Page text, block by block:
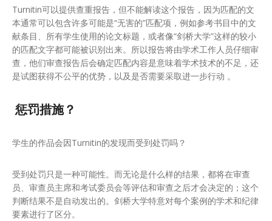
Turnitin可以提供查重报告，但不能解读这个报告，因为匹配的文
本通常可以包含许多可能是“无害的”匹配项，例如参考书目中的文
献条目、所有学生使用的论文标题，或者像“剑桥大学”这样的较小
的匹配文字都可能被识别出来。所以报告将由学术工作人员仔细审
查，他们审查报告后会确定匹配内容是意味着学术技术的不足，还
是试图获得不公平的优势，以及是否需要采取进一步行动 。
惩罚措施？
学生的作品会因Turnitin的发现而受到处罚吗？
受到处罚只是一种可能性。而无论是什么样的结果，都将在审查
员、审查员主席和考试委员会等评估和审查之后才会决定的；这个
判断结果不是自动发出的。剑桥大学特意对每个案例的学术和纪律
要素进行了区分。